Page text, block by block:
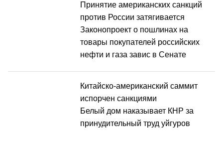
Принятие американских санкций
против России затягивается
Законопроект о пошлинах на
товары покупателей российских
нефти и газа завис в Сенате
Китайско-американский саммит
испорчен санкциями
Белый дом наказывает КНР за
принудительный труд уйгуров